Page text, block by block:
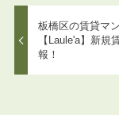
板橋区の賃貸マ
【Laule'a】新規
報！